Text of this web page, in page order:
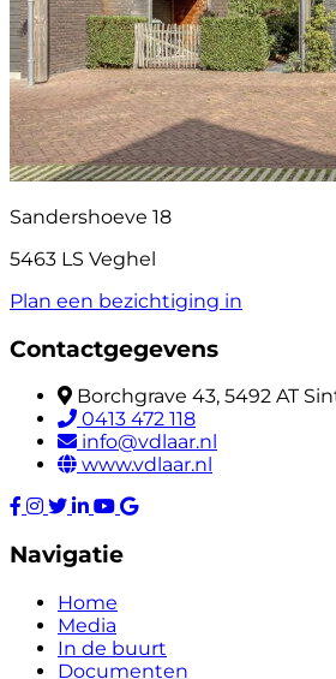
Sandershoeve 18
5463 LS Veghel
Plan een bezichtiging in
Contactgegevens
Borchgrave 43, 5492 AT
0413 472 118
info@vdlaar.nl
www.vdlaar.nl
Navigatie
Home
Media
In de buurt
Documenten